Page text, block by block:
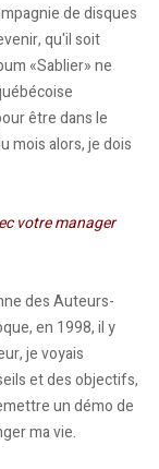
de disques
qu'il soit
«Sablier» ne
être dans le
mois alors, je dois
votre manager
des Auteurs-
en 1998, il y
je voyais
et des objectifs,
un démo de
ma vie.